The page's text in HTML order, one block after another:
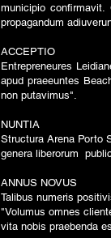
municipio
propagandum
ACCEPTIO
Entrepreneures
apud praeeuntes
non putavimus".
NUNTIA
Structura Arena Porto
genera liberorum
ANNUS NOVUS
Talibus numeris
"Volumus omnes
vita nobis praebenda